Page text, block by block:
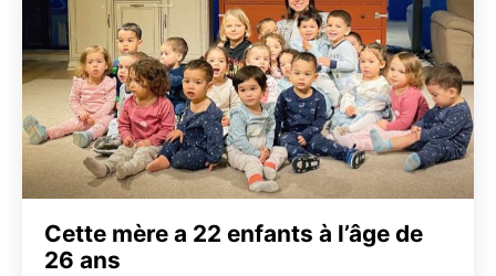
Cette mère a 22 enfants à l’âge de
26 ans